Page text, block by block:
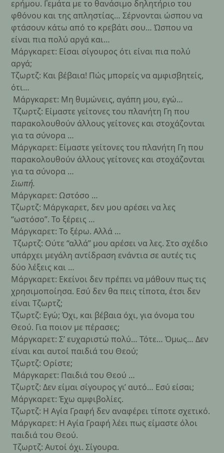
ερήμου. Γεμάτα με το θανάσιμο δηλητήριο του
φθόνου και της απληστίας… Σέρνονται ώσπου να
φτάσουν κάτω από το κρεβάτι σου… Ώσπου να
είναι πια πολύ αργά και…
Μάργκαρετ: Είσαι σίγουρος ότι είναι πια πολύ
αργά;
Τζωρτζ: Και βέβαια! Πώς μπορείς να αμφισβητείς,
ότι…
Μάργκαρετ: Μη θυμώνεις, αγάπη μου, εγώ…
Τζωρτζ: Είμαστε γείτονες του πλανήτη Γη που
παρακολουθούν άλλους γείτονες και στοχάζονται
για τα σύνορα …
Μάργκαρετ: Είμαστε γείτονες του πλανήτη Γη που
παρακολουθούν άλλους γείτονες και στοχάζονται
για τα σύνορα …
Σιωπή.
Μάργκαρετ: Ωστόσο …
Τζωρτζ: Μάργκαρετ, δεν μου αρέσει να λες
“ωστόσο”. Το ξέρεις …
Μάργκαρετ: Το ξέρω. Αλλά …
Τζωρτζ: Ούτε “αλλά” μου αρέσει να λες. Στο σχέδιο
υπάρχει μεγάλη αντίδραση ενάντια σε αυτές τις
δύο λέξεις και …
Μάργκαρετ: Εκείνοι δεν πρέπει να μάθουν πως τις
χρησιμοποίησα. Εσύ δεν θα πεις τίποτα, έτσι δεν
είναι Τζωρτζ;
Τζωρτζ: Εγώ; Όχι, και βέβαια όχι, για όνομα του
Θεού. Για ποιον με πέρασες;
Μάργκαρετ: Σ’ ευχαριστώ πολύ… Τότε… Όμως… Δεν
είναι και αυτοί παιδιά του Θεού;
Τζωρτζ: Ορίστε;
Μάργκαρετ: Παιδιά του Θεού …
Τζωρτζ: Δεν είμαι σίγουρος γι’ αυτό… Εσύ είσαι;
Μάργκαρετ: Έχω αμφιβολίες.
Τζωρτζ: Η Αγία Γραφή δεν αναφέρει τίποτε σχετικό.
Μάργκαρετ: Η Αγία Γραφή λέει πως είμαστε όλοι
παιδιά του Θεού.
Τζωρτζ: Αυτοί όχι. Σίγουρα.